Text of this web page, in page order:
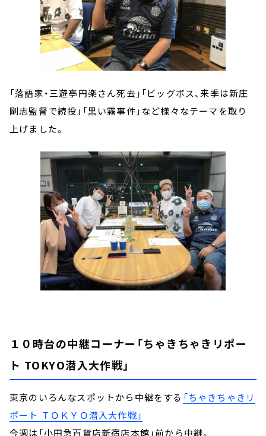
「落語家・三遊亭円楽さん死去」「ビッグボス、来季は新庄
剛志監督で続投」「黒い霧事件」など様々なテーマを取り
上げました。
１０時台の中継コーナー 「ちゃきちゃきリポー
ト TOKYO潜入大作戦」
東京のいろんなスポットから中継をする 「ちゃきちゃきリ
ポート ＴＯＫＹＯ潜入大作戦」
今週は「小田急百貨店新宿店本館」前から中継。